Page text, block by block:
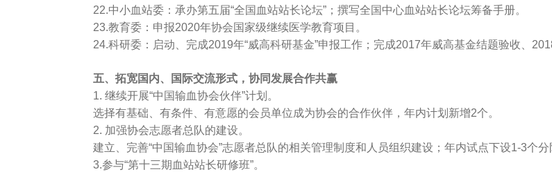
22.中小血站委：承办第五届“全国血站站长论坛”；撰写全国中心血站站长论坛筹备手册。
23.教育委：申报2020年协会国家级继续医学教育项目。
24.科研委：启动、完成2019年“威高科研基金”申报工作；完成2017年威高基金结题验收、
五、拓宽国内、国际交流形式，协同发展合作共赢
1. 继续开展“中国输血协会伙伴”计划。
选择有基础、有条件、有意愿的会员单位成为协会的合作伙伴，年内计划新增2个。
2. 加强协会志愿者总队的建设。
建立、完善“中国输血协会”志愿者总队的相关管理制度和人员组织建设；年内试点下设1-3个分
3.参与“第十三期血站站长研修班”。